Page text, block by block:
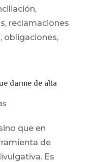
reclamaciones
obligaciones,
darme de alta
que en
de
Es